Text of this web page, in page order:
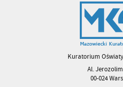
Kuratorium
Al.
00-024